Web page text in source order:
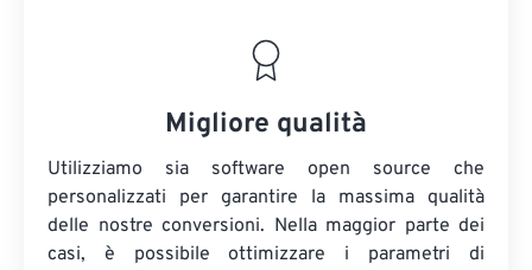
Migliore qualità
Utilizziamo sia software open source che
personalizzati per garantire la massima qualità
delle nostre conversioni. Nella maggior parte dei
casi, è possibile ottimizzare i parametri di